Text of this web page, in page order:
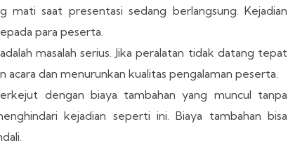
saat presentasi sedang berlangsung. Kejadian
para peserta.
masalah serius. Jika peralatan tidak datang tepat
dan menurunkan kualitas pengalaman peserta.
dengan biaya tambahan yang muncul tanpa
kejadian seperti ini. Biaya tambahan bisa